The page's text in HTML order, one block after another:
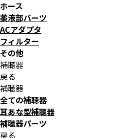
ホース
薬液部パーツ
ACアダプタ
フィルター
その他
補聴器
戻る
補聴器
全ての補聴器
耳あな型補聴器
補聴器パーツ
戻る